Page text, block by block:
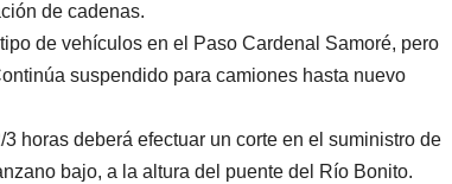
de cadenas.
de vehículos en el Paso Cardenal Samoré, pero
suspendido para camiones hasta nuevo
horas deberá efectuar un corte en el suministro de
bajo, a la altura del puente del Río Bonito.